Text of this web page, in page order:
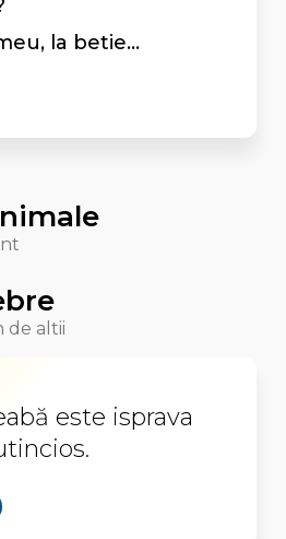
la betie...
de altii
este isprava